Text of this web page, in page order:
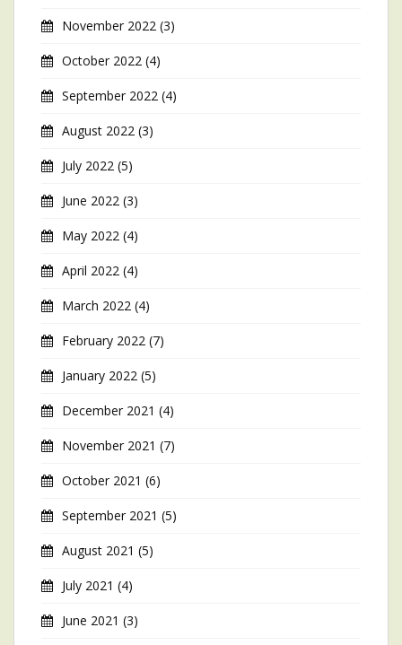
November 2022 (3)
October 2022 (4)
September 2022 (4)
August 2022 (3)
July 2022 (5)
June 2022 (3)
May 2022 (4)
April 2022 (4)
March 2022 (4)
February 2022 (7)
January 2022 (5)
December 2021 (4)
November 2021 (7)
October 2021 (6)
September 2021 (5)
August 2021 (5)
July 2021 (4)
June 2021 (3)